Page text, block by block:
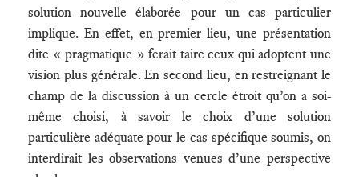
solution nouvelle élaborée pour un cas particulier
implique. En effet, en premier lieu, une présentation
dite « pragmatique » ferait taire ceux qui adoptent une
vision plus générale. En second lieu, en restreignant le
champ de la discussion à un cercle étroit qu’on a soi-
même choisi, à savoir le choix d’une solution
particulière adéquate pour le cas spécifique soumis, on
interdirait les observations venues d’une perspective